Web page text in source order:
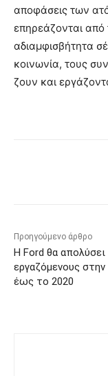
αποφάσεις των
επηρεάζονται από
αδιαμφισβήτητα
κοινωνία, τους
ζουν και
Προηγούμενο άρθρο
Η Ford θα απολύσει
εργαζόμενους
έως το 2020